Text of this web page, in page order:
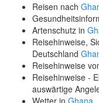
Reisen nach
Artenschutz in
Reisehinweise,
Deutschland
Reisehinweise
Reisehinweise -
auswärtige
Wetter in Ghana